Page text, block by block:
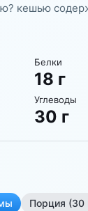
кешью
Белки
18 г
Углеводы
30 г
Порция (30